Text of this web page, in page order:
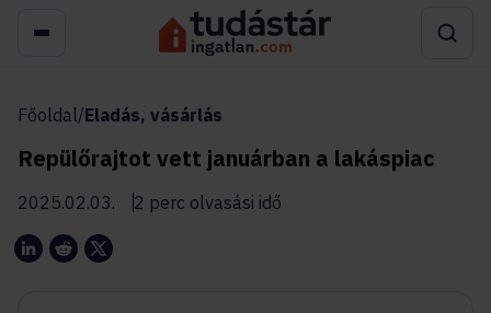
Főoldal/Eladás, vásárlás
Repülőrajtot vett januárban a lakáspiac
2025.02.03. 2 perc olvasási idő